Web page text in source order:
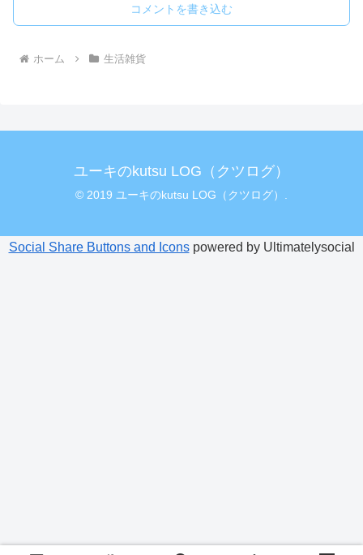
コメントを書き込む
ホーム 生活雑貨
ユーキのkutsu LOG（クツログ）
© 2019 ユーキのkutsu LOG（クツログ）.
Social Share Buttons and Iconspowered by Ultimatelysocial